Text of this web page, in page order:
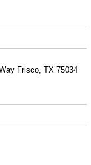
Frisco, TX 75034